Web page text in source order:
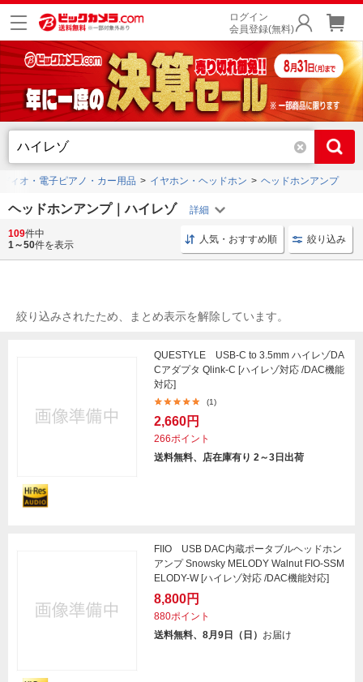
ログイン
会員登録(無料)
ィオ・電子ピアノ・カー用品 イヤホン・ヘッドホン ヘッドホンアンプ
ヘッドホンアンプ｜ハイレゾ
ヘッドホンアンプ DAC機能対応 アンプ DAC機能対応
109件中
1～50件を表示 人気・おすすめ順 絞り込み
絞り込みされたため、まとめ表示を解除しています。
QUESTYLE USB-C to 3.5mm ハイレゾDA
Cアダプタ Qlink-C [ハイレゾ対応 /DAC機能
対応]
(1)
2,660円
266ポイント
送料無料、店在庫有り 2～3日出荷
FIIO USB DAC内蔵ポータブルヘッドホン
アンプ Snowsky MELODY Walnut FIO-SSM
ELODY-W [ハイレゾ対応 /DAC機能対応]
8,800円
880ポイント
送料無料、8月9日（日） お届け